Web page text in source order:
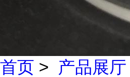
首页 > 产品展厅